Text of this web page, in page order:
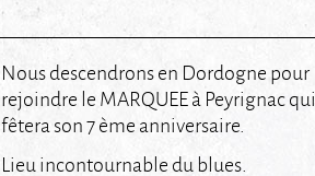
Nous descendrons en Dordogne pour
rejoindre le MARQUEE à Peyrignac qui
fêtera son 7 ème anniversaire.
Lieu incontournable du blues.